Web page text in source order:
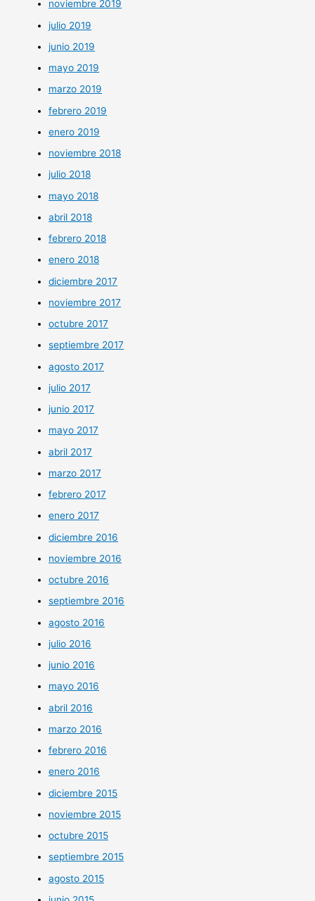
noviembre 2019
julio 2019
junio 2019
mayo 2019
marzo 2019
febrero 2019
enero 2019
noviembre 2018
julio 2018
mayo 2018
abril 2018
febrero 2018
enero 2018
diciembre 2017
noviembre 2017
octubre 2017
septiembre 2017
agosto 2017
julio 2017
junio 2017
mayo 2017
abril 2017
marzo 2017
febrero 2017
enero 2017
diciembre 2016
noviembre 2016
octubre 2016
septiembre 2016
agosto 2016
julio 2016
junio 2016
mayo 2016
abril 2016
marzo 2016
febrero 2016
enero 2016
diciembre 2015
noviembre 2015
octubre 2015
septiembre 2015
agosto 2015